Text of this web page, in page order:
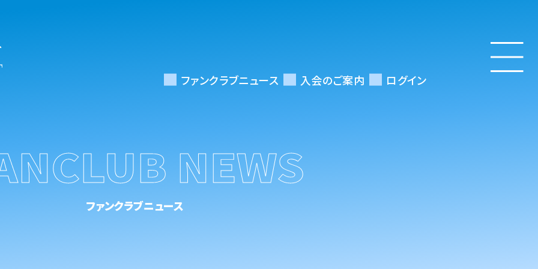
ファンクラブニュース 入会のご案内 ログイン
NEWS
ファンクラブニュース